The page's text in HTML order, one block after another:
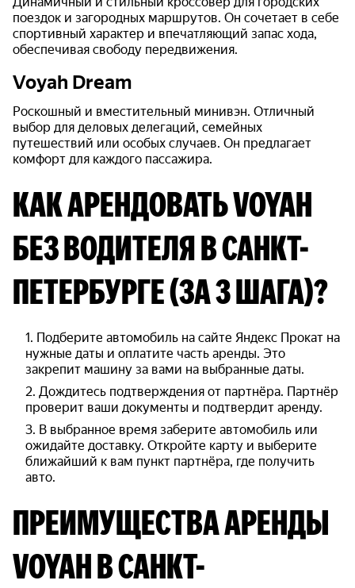
поездок и загородных маршрутов. Он сочетает в себе
спортивный характер и впечатляющий запас хода,
обеспечивая свободу передвижения.
Voyah Dream
Роскошный и вместительный минивэн. Отличный
выбор для деловых делегаций, семейных
путешествий или особых случаев. Он предлагает
комфорт для каждого пассажира.
КАК АРЕНДОВАТЬ VOYAH
БЕЗ ВОДИТЕЛЯ В САНКТ-
ПЕТЕРБУРГЕ (ЗА 3 ШАГА)?
Подберите автомобиль на сайте Яндекс Прокат на
нужные даты и оплатите часть аренды. Это
закрепит машину за вами на выбранные даты.
Дождитесь подтверждения от партнёра. Партнёр
проверит ваши документы и подтвердит аренду.
В выбранное время заберите автомобиль или
ожидайте доставку. Откройте карту и выберите
ближайший к вам пункт партнёра, где получить
авто.
ПРЕИМУЩЕСТВА АРЕНДЫ
VOYAH В САНКТ-